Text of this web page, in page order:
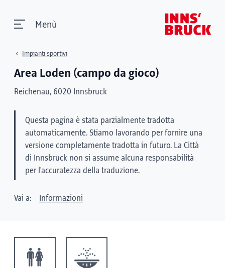
Menù
Impianti sportivi
Area Loden (campo da gioco)
Reichenau, 6020 Innsbruck
Questa pagina è stata parzialmente tradotta
automaticamente. Stiamo lavorando per fornire una
versione completamente tradotta in futuro. La Città
di Innsbruck non si assume alcuna responsabilità
per l'accuratezza della traduzione.
Vai a: Informazioni